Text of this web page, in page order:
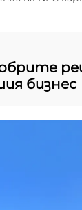
бизнес